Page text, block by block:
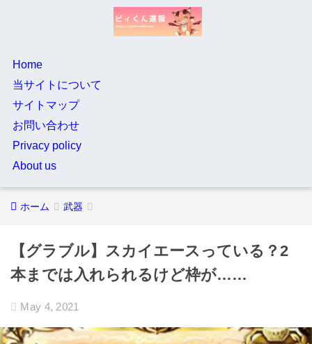
Home
当サイトについて
サイトマップ
お問い合わせ
Privacy policy
About us
ホーム 武器
【グラブル】スカイエースっている？2
本までは入れられるけど枠が……
May 4, 2021